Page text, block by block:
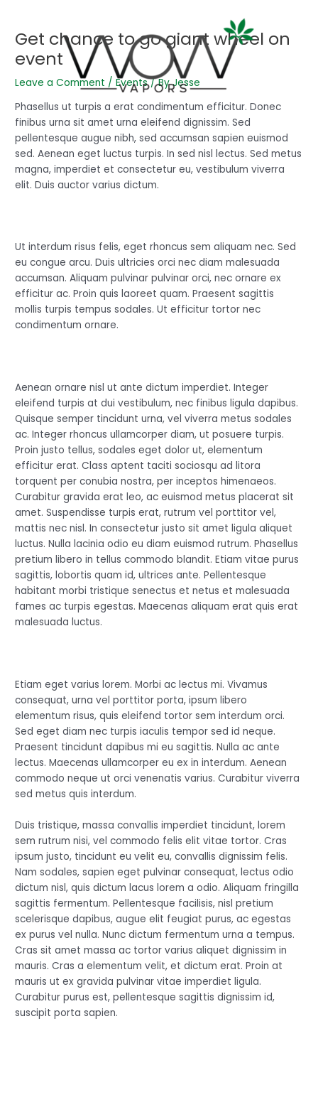
content
Get chance to go giant wheel on
event
Leave a Comment /Events/ ByJesse
Phasellus ut turpis a erat condimentum efficitur. Donec
finibus urna sit amet urna eleifend dignissim. Sed
pellentesque augue nibh, sed accumsan sapien euismod
sed. Aenean eget luctus turpis. In sed nisl lectus. Sed metus
magna, imperdiet et consectetur eu, vestibulum viverra
elit. Duis auctor varius dictum.
Ut interdum risus felis, eget rhoncus sem aliquam nec. Sed
eu congue arcu. Duis ultricies orci nec diam malesuada
accumsan. Aliquam pulvinar pulvinar orci, nec ornare ex
efficitur ac. Proin quis laoreet quam. Praesent sagittis
mollis turpis tempus sodales. Ut efficitur tortor nec
condimentum ornare.
Aenean ornare nisl ut ante dictum imperdiet. Integer
eleifend turpis at dui vestibulum, nec finibus ligula dapibus.
Quisque semper tincidunt urna, vel viverra metus sodales
ac. Integer rhoncus ullamcorper diam, ut posuere turpis.
Proin justo tellus, sodales eget dolor ut, elementum
efficitur erat. Class aptent taciti sociosqu ad litora
torquent per conubia nostra, per inceptos himenaeos.
Curabitur gravida erat leo, ac euismod metus placerat sit
amet. Suspendisse turpis erat, rutrum vel porttitor vel,
mattis nec nisl. In consectetur justo sit amet ligula aliquet
luctus. Nulla lacinia odio eu diam euismod rutrum. Phasellus
pretium libero in tellus commodo blandit. Etiam vitae purus
sagittis, lobortis quam id, ultrices ante. Pellentesque
habitant morbi tristique senectus et netus et malesuada
fames ac turpis egestas. Maecenas aliquam erat quis erat
malesuada luctus.
Etiam eget varius lorem. Morbi ac lectus mi. Vivamus
consequat, urna vel porttitor porta, ipsum libero
elementum risus, quis eleifend tortor sem interdum orci.
Sed eget diam nec turpis iaculis tempor sed id neque.
Praesent tincidunt dapibus mi eu sagittis. Nulla ac ante
lectus. Maecenas ullamcorper eu ex in interdum. Aenean
commodo neque ut orci venenatis varius. Curabitur viverra
sed metus quis interdum.
Duis tristique, massa convallis imperdiet tincidunt, lorem
sem rutrum nisi, vel commodo felis elit vitae tortor. Cras
ipsum justo, tincidunt eu velit eu, convallis dignissim felis.
Nam sodales, sapien eget pulvinar consequat, lectus odio
dictum nisl, quis dictum lacus lorem a odio. Aliquam fringilla
sagittis fermentum. Pellentesque facilisis, nisl pretium
scelerisque dapibus, augue elit feugiat purus, ac egestas
ex purus vel nulla. Nunc dictum fermentum urna a tempus.
Cras sit amet massa ac tortor varius aliquet dignissim in
mauris. Cras a elementum velit, et dictum erat. Proin at
mauris ut ex gravida pulvinar vitae imperdiet ligula.
Curabitur purus est, pellentesque sagittis dignissim id,
suscipit porta sapien.